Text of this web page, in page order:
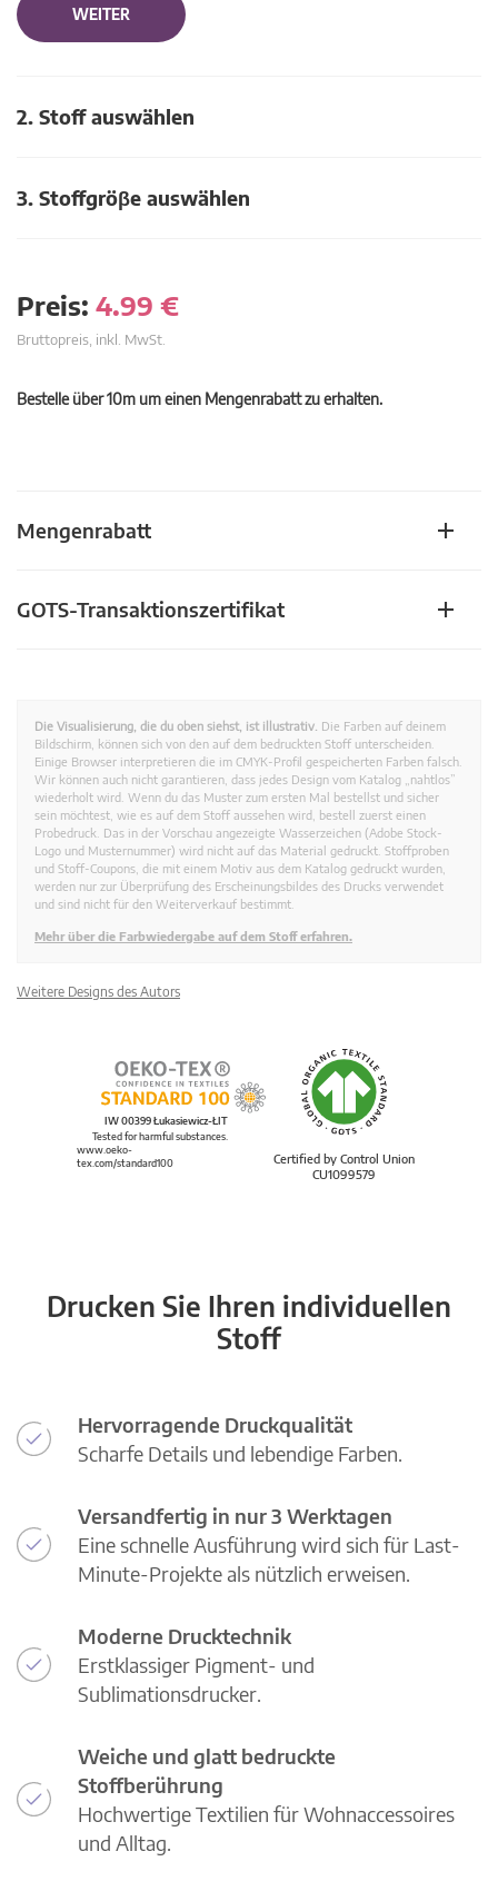
WEITER
2. Stoff auswählen
3. Stoffgröβe auswählen
Preis: 4.99 €
Bruttopreis, inkl. MwSt.
Bestelle über 10m um einen Mengenrabatt zu erhalten.
Mengenrabatt
GOTS-Transaktionszertifikat
Die Visualisierung, die du oben siehst, ist illustrativ. Die Farben auf deinem
Bildschirm, können sich von den auf dem bedruckten Stoff unterscheiden.
Einige Browser interpretieren die im CMYK-Profil gespeicherten Farben falsch.
Wir können auch nicht garantieren, dass jedes Design vom Katalog „nahtlos”
wiederholt wird. Wenn du das Muster zum ersten Mal bestellst und sicher
sein möchtest, wie es auf dem Stoff aussehen wird, bestell zuerst einen
Probedruck. Das in der Vorschau angezeigte Wasserzeichen (Adobe Stock-
Logo und Musternummer) wird nicht auf das Material gedruckt. Stoffproben
und Stoff-Coupons, die mit einem Motiv aus dem Katalog gedruckt wurden,
werden nur zur Überprüfung des Erscheinungsbildes des Drucks verwendet
und sind nicht für den Weiterverkauf bestimmt.
Mehr über die Farbwiedergabe auf dem Stoff erfahren.
Weitere Designs des Autors
Certified by Control Union
CU1099579
IW 00399 Łukasiewicz-ŁIT
Tested for harmful substances.
www.oeko-
tex.com/standard100
Drucken Sie Ihren individuellen
Stoff
Hervorragende Druckqualität
Scharfe Details und lebendige Farben.
Versandfertig in nur 3 Werktagen
Eine schnelle Ausführung wird sich für Last-
Minute-Projekte als nützlich erweisen.
Moderne Drucktechnik
Erstklassiger Pigment- und
Sublimationsdrucker.
Weiche und glatt bedruckte
Stoffberührung
Hochwertige Textilien für Wohnaccessoires
und Alltag.